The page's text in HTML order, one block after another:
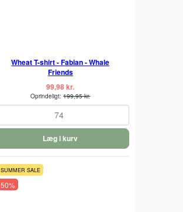
Wheat T-shirt - Fabian - Whale
Friends
99,98 kr.
Oprindeligt:199,95 kr.
74
Læg i kurv
SUMMER SALE
50%